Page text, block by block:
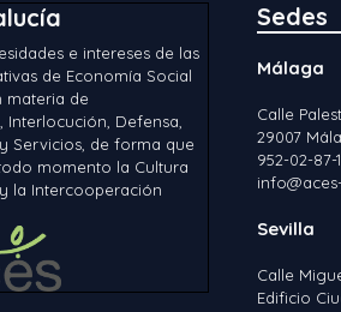
e intereses de las
de Economía Social
materia de
Interlocución, Defensa,
Servicios, de forma que
momento la Cultura
la Intercooperación
Sedes
Málaga
Calle
29007
952-02-87-
Sevilla
Calle
Edificio